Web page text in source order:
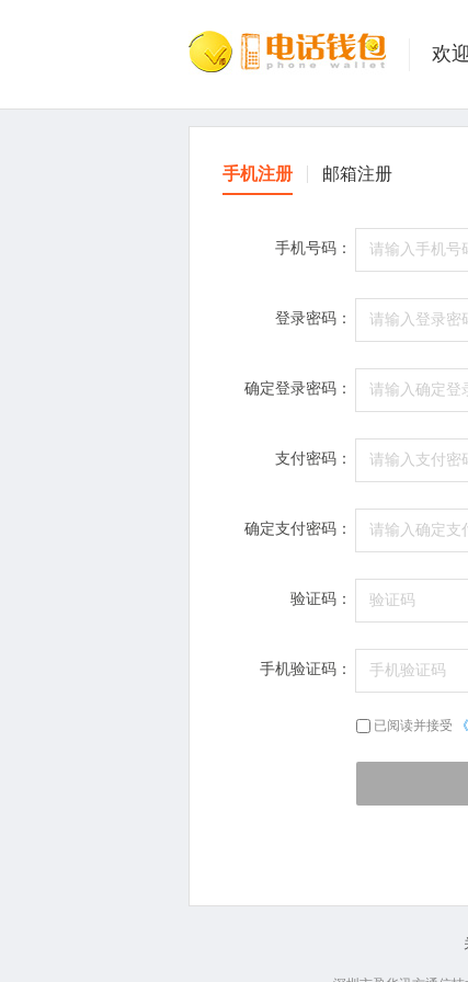
欢
手机注册 邮箱注册
手机号码：
登录密码：
确定登录密码：
支付密码：
确定支付密码：
验证码：
手机验证码：
已阅读并接受